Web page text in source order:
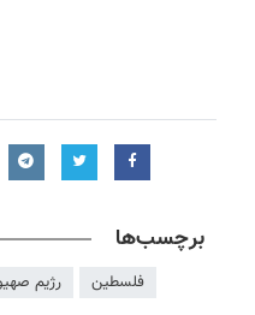
برچسب‌ها
فلسطین رژیم